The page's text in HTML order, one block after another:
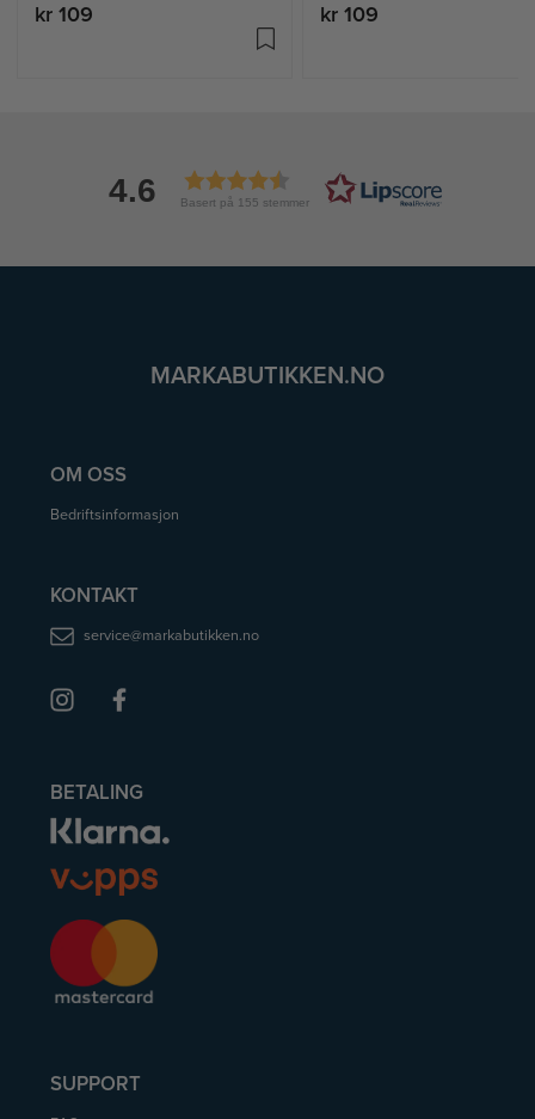
kr 109 kr 109
4.6 Basert på 155 stemmer
MARKABUTIKKEN.NO
OM OSS
Bedriftsinformasjon
KONTAKT
service@markabutikken.no
BETALING
SUPPORT